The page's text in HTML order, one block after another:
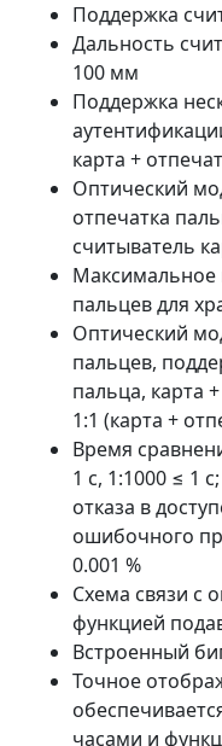
Поддержка
Дальность
100 мм
Поддержка
карта +
Оптический
отпечатка
считыватель
Максимальное
пальцев для
Оптический
пальцев,
пальца, карта
1:1 (карта +
Время
1 с, 1:1000 ≤ 1
отказа в
ошибочного
0.001 %
Схема связи с
функцией
Встроенный
Точное
часами и